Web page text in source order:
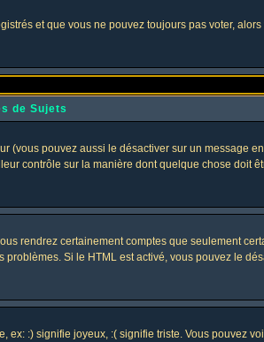
et que vous ne pouvez toujours pas voter,
de Sujets
pouvez aussi le désactiver sur un message
contrôle sur la manière dont quelque chose doit
rendrez certainement comptes que seulement
Si le HTML est activé, vous pouvez le
:) signifie joyeux, :( signifie triste. Vous pouvez